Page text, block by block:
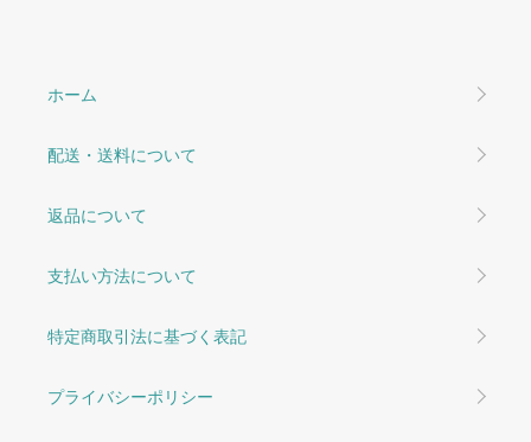
ホーム
配送・送料について
返品について
支払い方法について
特定商取引法に基づく表記
プライバシーポリシー